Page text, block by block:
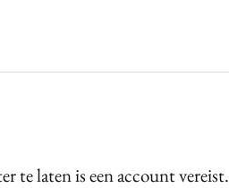
te laten is een account vereist.